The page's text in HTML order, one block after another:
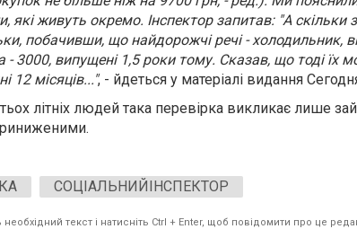
які живуть окремо. Інспектор запитав: "А
побачивши, що найдорожчі речі - холодильник,
- 3000, випущені 1,5 роки тому. Сказав, що тоді їх
12 місяців...", - йдеться у матеріалі видання
літніх людей така перевірка викликає лише
СОЦІАЛЬНИЙІНСПЕКТОР
текст і натисніть Ctrl + Enter, щоб повідомити про це